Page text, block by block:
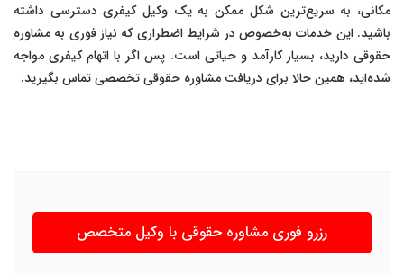
مکانی، به سریع‌ترین شکل ممکن به یک وکیل کیفری دسترسی داشته
باشید. این خدمات به‌خصوص در شرایط اضطراری که نیاز فوری به مشاوره
حقوقی دارید، بسیار کارآمد و حیاتی است. پس اگر با اتهام کیفری مواجه
شده‌اید، همین حالا برای دریافت مشاوره حقوقی تخصصی تماس بگیرید.
رزرو فوری مشاوره حقوقی با وکیل متخصص